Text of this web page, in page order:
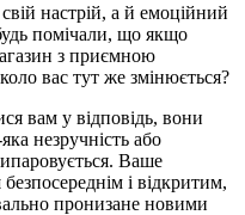
настрій, а й емоційний
помічали, що якщо
з приємною
вас тут же змінюється?
вам у відповідь, вони
незручність або
Ваше
і відкритим,
пронизане новими